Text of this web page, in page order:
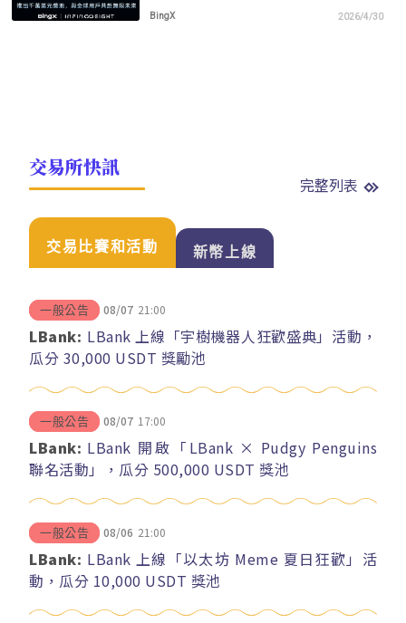
BingX 2026/4/30
交易所快訊
完整列表
交易比賽和活動 新幣上線
一般公告 08/07 21:00
LBank: LBank 上線「宇樹機器人狂歡盛典」活動，
瓜分 30,000 USDT 獎勵池
一般公告 08/07 17:00
LBank: LBank 開啟「LBank × Pudgy Penguins
聯名活動」，瓜分 500,000 USDT 獎池
一般公告 08/06 21:00
LBank: LBank 上線「以太坊 Meme 夏日狂歡」活
動，瓜分 10,000 USDT 獎池